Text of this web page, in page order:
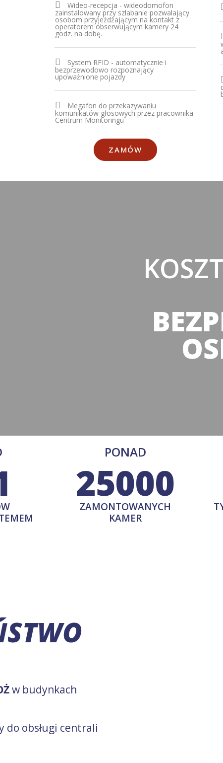
Wideo-recepcja - wideodomofon
zainstalowany przy szlabanie pozwalający
osobom przyjeżdżającym na kontakt z
operatorem obserwującym kamery 24
godz. na dobę.
System RFID - automatycznie i
bezprzewodowo rozpoznający
upoważnione pojazdy
Megafon do przekazywaniu
komunikatów głosowych przez pracownika
Centrum Monitoringu
ZAMÓW
PONAD
25000
ZAMONTOWANYCH
KAMER
w budynkach
do obsługi centrali